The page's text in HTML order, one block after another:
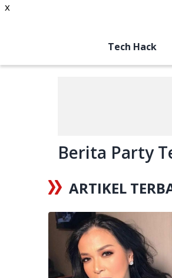
Tech Hack
Berita Party
ARTIKEL
x